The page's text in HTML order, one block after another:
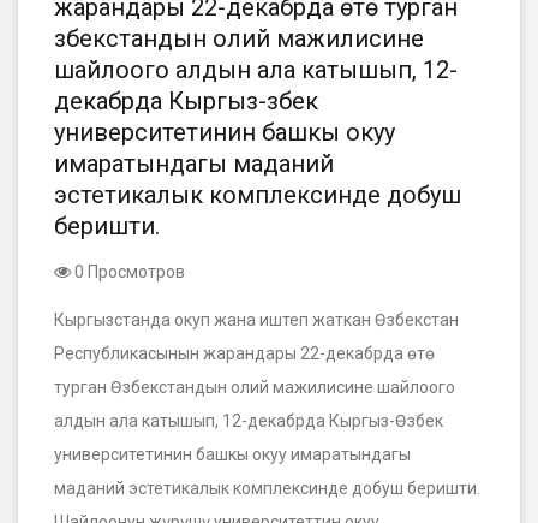
жарандары 22-декабрда өтө турган
Өзбекстандын олий мажилисине
шайлоого алдын ала катышып, 12-
декабрда Кыргыз-Өзбек
университетинин башкы окуу
имаратындагы маданий
эстетикалык комплексинде добуш
беришти.
0 Просмотров
Кыргызстанда окуп жана иштеп жаткан Өзбекстан
Республикасынын жарандары 22-декабрда өтө
турган Өзбекстандын олий мажилисине шайлоого
алдын ала катышып, 12-декабрда Кыргыз-Өзбек
университетинин башкы окуу имаратындагы
маданий эстетикалык комплексинде добуш беришти.